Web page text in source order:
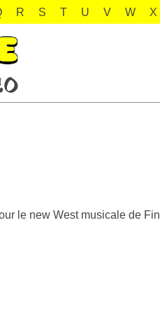
R S T U V W X
le new West musicale de Fin